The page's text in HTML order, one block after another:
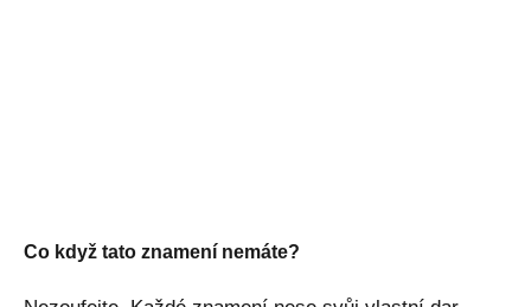
Co když tato znamení nemáte?